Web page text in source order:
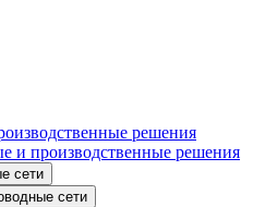
решения
и производственные решения
сети
сети